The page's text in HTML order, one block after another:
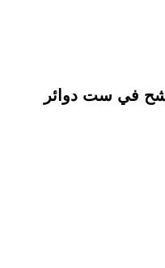
في ست دوائر